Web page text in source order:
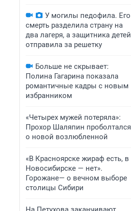
У могилы педофила. Его
смерть разделила страну на
два лагеря, а защитника детей
отправила за решетку
Больше не скрывает:
Полина Гагарина показала
романтичные кадры с новым
избранником
«Четырех мужей потеряла»:
Прохор Шаляпин проболтался
о новой возлюбленной
«В Красноярске жираф есть, в
Новосибирске — нет».
Горожане— о вечном выборе
столицы Сибири